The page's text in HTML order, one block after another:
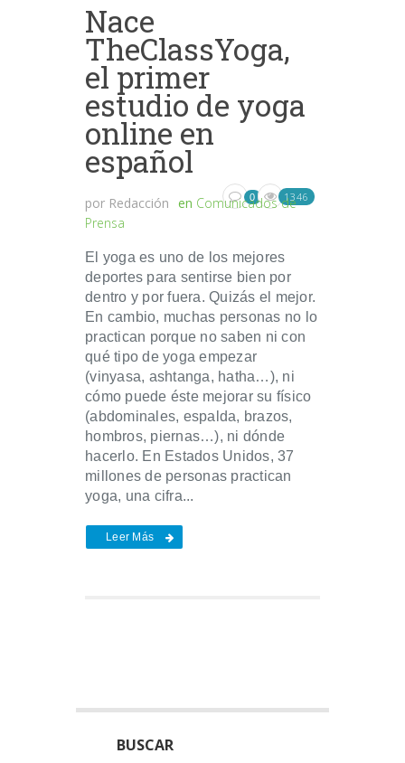
Nace
TheClassYoga,
el primer
estudio de yoga
online en
español
por Redacción en Comunicados de
Prensa
0 1346
El yoga es uno de los mejores
deportes para sentirse bien por
dentro y por fuera. Quizás el mejor.
En cambio, muchas personas no lo
practican porque no saben ni con
qué tipo de yoga empezar
(vinyasa, ashtanga, hatha…), ni
cómo puede éste mejorar su físico
(abdominales, espalda, brazos,
hombros, piernas…), ni dónde
hacerlo. En Estados Unidos, 37
millones de personas practican
yoga, una cifra...
Leer Más
BUSCAR